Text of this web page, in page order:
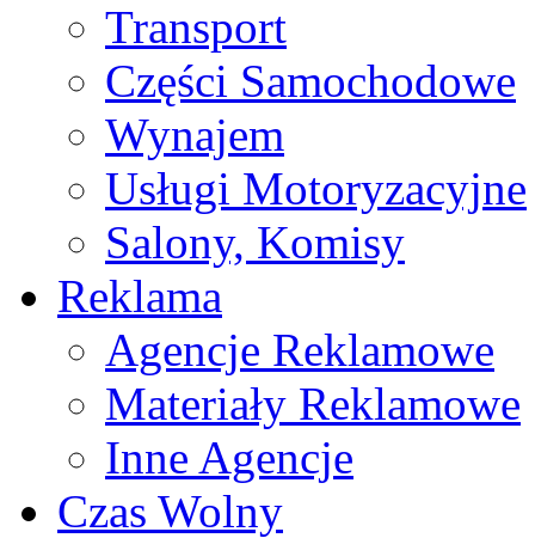
Transport
Części Samochodowe
Wynajem
Usługi Motoryzacyjne
Salony, Komisy
Reklama
Agencje Reklamowe
Materiały Reklamowe
Inne Agencje
Czas Wolny